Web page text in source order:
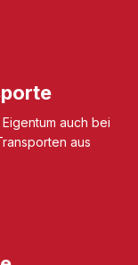
auch bei
aus